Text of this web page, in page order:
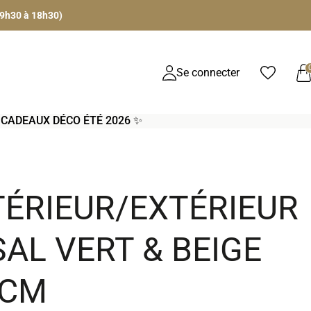
à 18h30)
Se connecter
DÉCO ÉTÉ 2026 ✨
EXTÉRIEUR
VERT & BEIGE